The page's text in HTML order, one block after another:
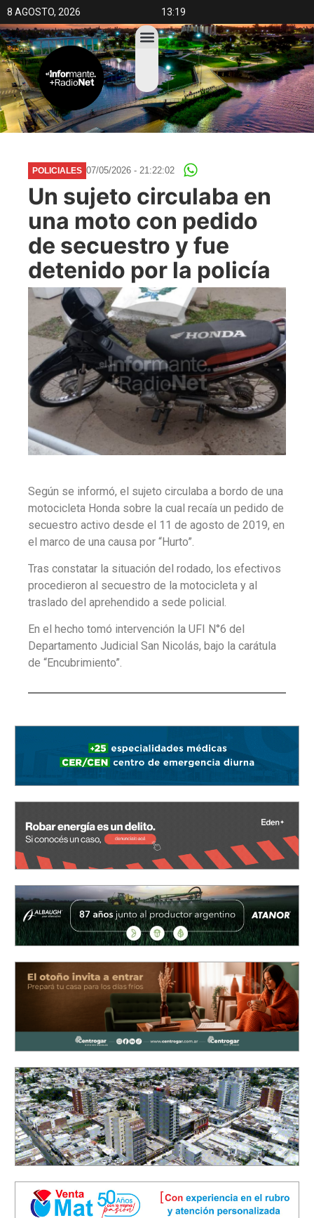
8 AGOSTO, 2026 13:19
POLICIALES 07/05/2026 - 21:22:02
Un sujeto circulaba en
una moto con pedido
de secuestro y fue
detenido por la policía
Según se informó, el sujeto circulaba a bordo de una
motocicleta Honda sobre la cual recaía un pedido de
secuestro activo desde el 11 de agosto de 2019, en
el marco de una causa por “Hurto”.
Tras constatar la situación del rodado, los efectivos
procedieron al secuestro de la motocicleta y al
traslado del aprehendido a sede policial.
En el hecho tomó intervención la UFI N°6 del
Departamento Judicial San Nicolás, bajo la carátula
de “Encubrimiento”.